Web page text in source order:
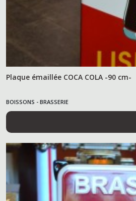
Plaque émaillée COCA COLA -90 cm-
BOISSONS - BRASSERIE